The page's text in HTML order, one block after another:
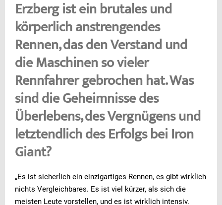
Erzberg ist ein brutales und
körperlich anstrengendes
Rennen, das den Verstand und
die Maschinen so vieler
Rennfahrer gebrochen hat. Was
sind die Geheimnisse des
Überlebens, des Vergnügens und
letztendlich des Erfolgs bei Iron
Giant?
„Es ist sicherlich ein einzigartiges Rennen, es gibt wirklich
nichts Vergleichbares. Es ist viel kürzer, als sich die
meisten Leute vorstellen, und es ist wirklich intensiv.